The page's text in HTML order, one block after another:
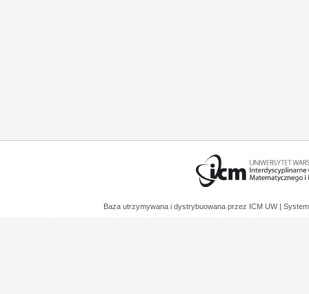
Baza utrzymywana i dystrybuowana przez ICM UW |